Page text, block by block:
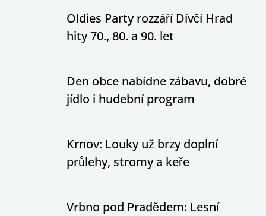
Oldies Party rozzáří Dívčí Hrad
hity 70., 80. a 90. let
Den obce nabídne zábavu, dobré
jídlo i hudební program
Krnov: Louky už brzy doplní
průlehy, stromy a keře
Vrbno pod Pradědem: Lesní